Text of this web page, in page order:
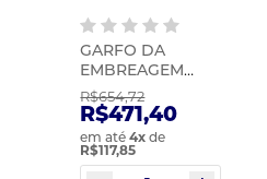
GARFO DA
EMBREAGEM
COMPLETO | MIC
| 1137
R$654,72
R$471,40
em até4x de
R$117,85